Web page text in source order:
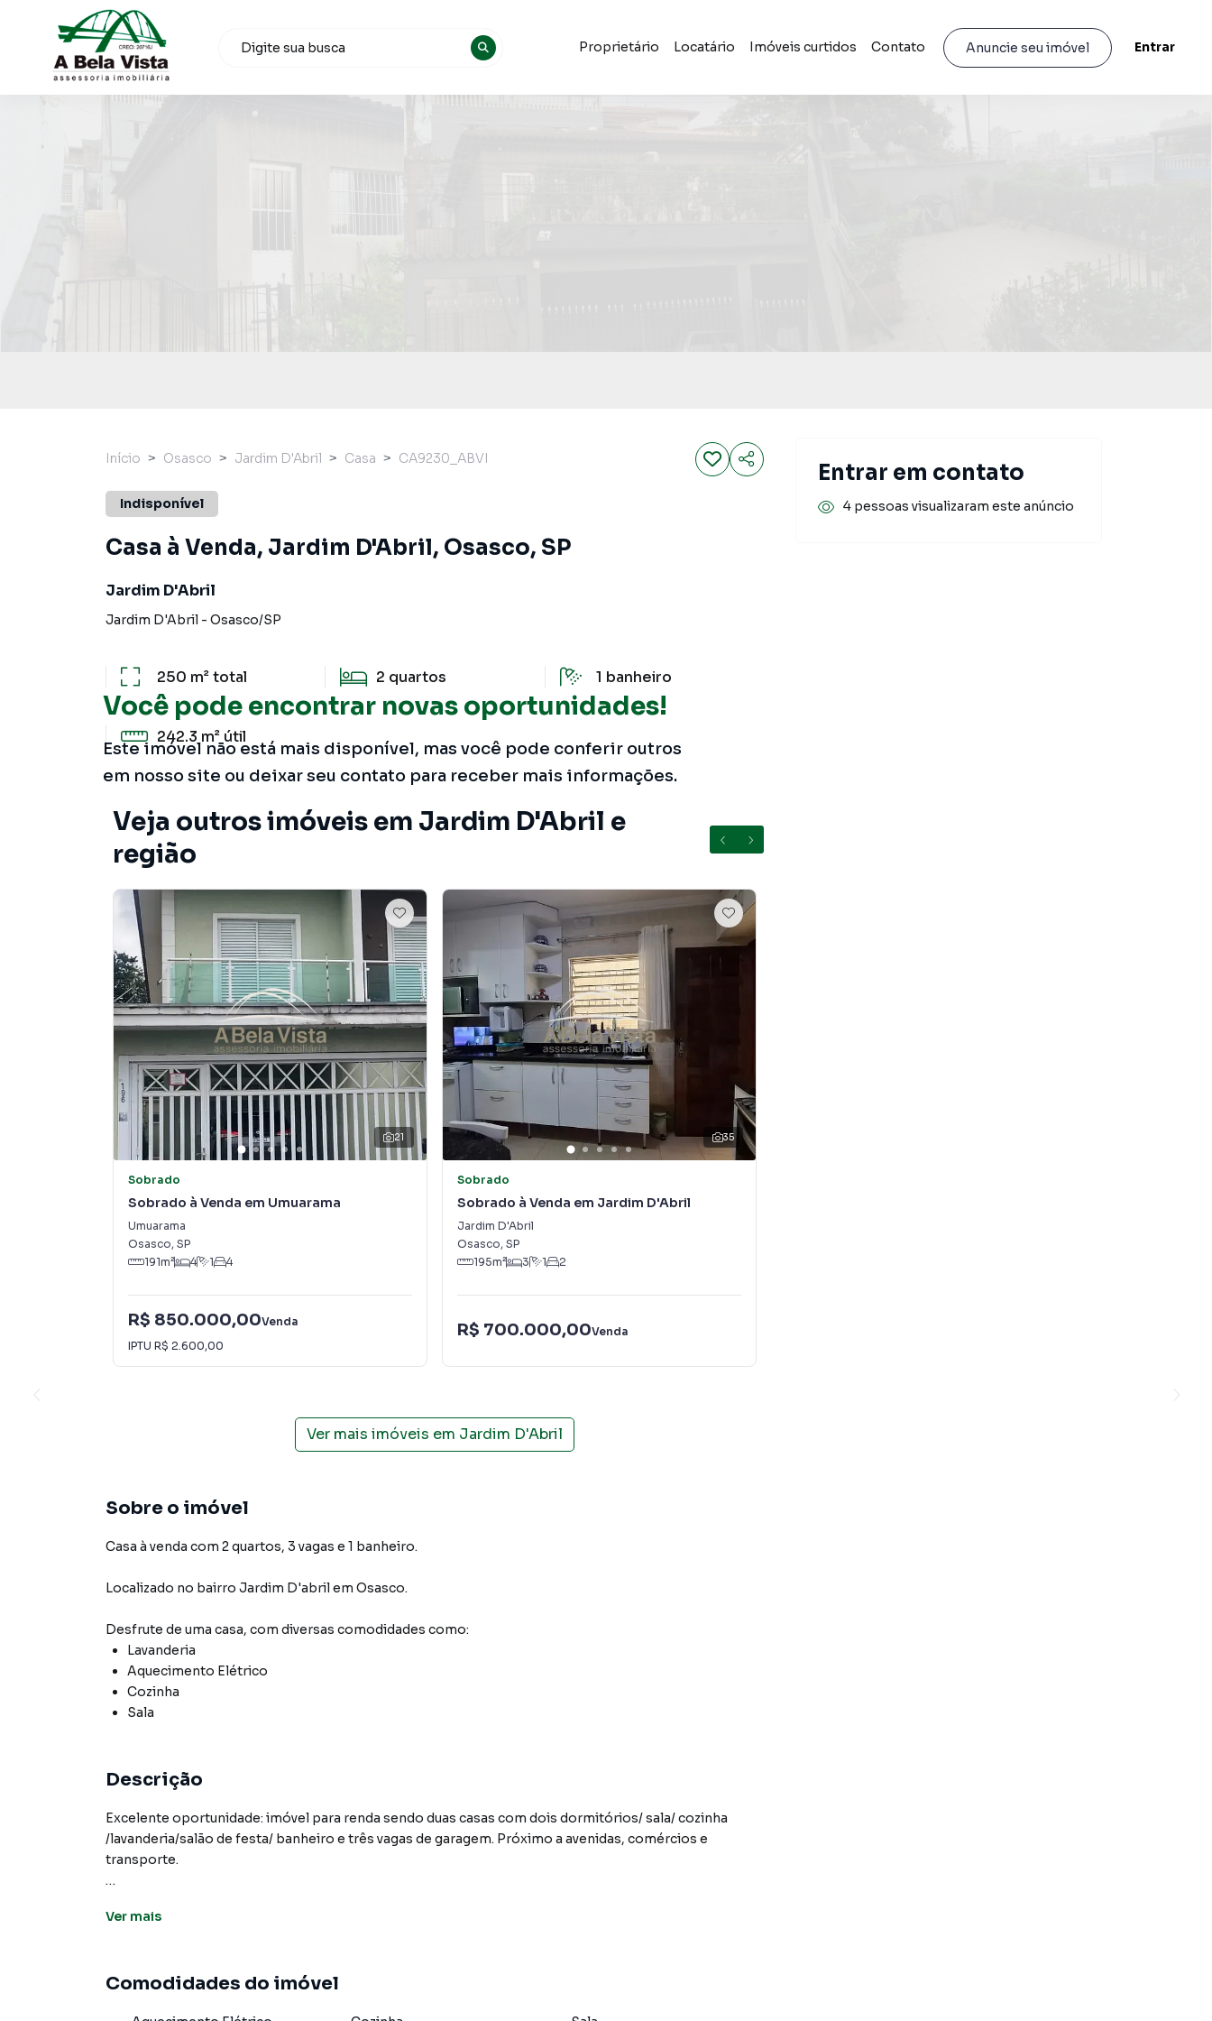
Proprietário Locatário Imóveis curtidos Contato Anuncie seu imóvel Entrar
Você pode encontrar novas oportunidades!
Este imóvel não está mais disponível, mas você pode conferir outros
em nosso site ou deixar seu contato para receber mais informações.
Início Osasco Jardim D'Abril Casa CA9230_ABVI
Indisponível
Casa à Venda, Jardim D'Abril, Osasco, SP
Jardim D'Abril
Jardim D'Abril - Osasco/SP
250 m²total 2 quartos 1 banheiro
242.3 m² útil
Veja outros imóveis em Jardim D'Abril e
região
21
Sobrado
Sobrado à Venda em Umuarama
Umuarama
Osasco, SP
191m² 4 1 4
R$ 850.000,00Venda
IPTU R$ 2.600,00
35
Sobrado
Sobrado à Venda em Jardim D'Abril
Jardim D'Abril
Osasco, SP
195m² 3 1 2
R$ 700.000,00Venda
Ver mais imóveis em Jardim D'Abril
Sobre o imóvel
Casa à venda com 2 quartos, 3 vagas e 1 banheiro.
Localizado no bairro Jardim D'abrilem Osasco.
Desfrute de uma casa, com diversas comodidades como:
Lavanderia
Aquecimento Elétrico
Cozinha
Sala
Descrição
Excelente oportunidade: imóvel para renda sendo duas casas com dois dormitórios/ sala/ cozinha
/lavanderia/salão de festa/ banheiro e três vagas de garagem. Próximo a avenidas, comércios e
transporte.
Casa para Venda em região valorizada do bairro Jardim D'Abril, em Osasco. Não encontrou o que
Ver mais
Comodidades do imóvel
Entrar em contato
4 pessoas visualizaram este anúncio